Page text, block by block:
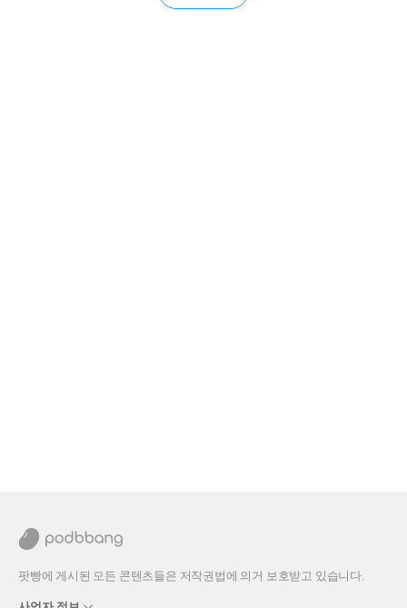
팟빵에 게시된 모든 콘텐츠들은 저작권법에 의거 보호받고 있습니다.